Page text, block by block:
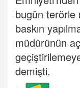
bugün terörle
baskın
müdürünün
demişti.